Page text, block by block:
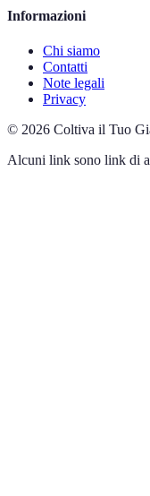
Informazioni
Chi siamo
Contatti
Note legali
Privacy
© 2026 Coltiva il Tuo
Alcuni link sono link di